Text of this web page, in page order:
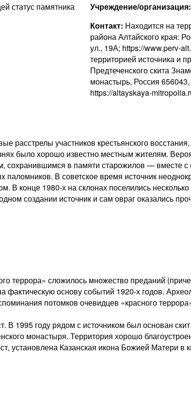
статус памятника
Учреждение/организация:
Контакт: Находится на
района Алтайского края:
ул., 19А; https://www.perv-
территорией источника и
Предтеченского скита
монастырь, Россия
https://altayskaya-
расстрелы участников крестьянского
было хорошо известно местным жителям.
сохранившимся в памяти старожилов —
паломников. В советское время источник
В конце 1980-х на склонах поселились
создании источник и сам овраг оказались
террора» сложилось множество преданий
основу событий 1920-х годов.
потомков очевидцев «красного
В 1995 году рядом с источником был основан
монастыря. Территория хорошо
установлена Казанская икона Божией Матери